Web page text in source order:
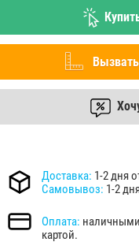
Доставка: 1-2 дня
Самовывоз: 1-2
Оплата:
картой.